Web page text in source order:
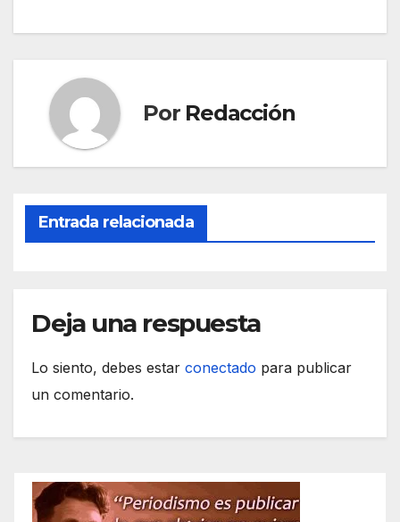
c
b
o
o
itt ail at
p
e
a
m
m
ar
tir
Por Redacción
Entrada relacionada
Deja una respuesta
Lo siento, debes estar conectado para publicar
un comentario.